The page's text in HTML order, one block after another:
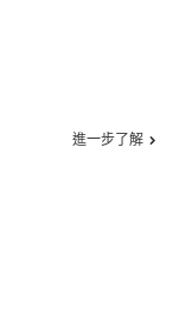
進一步了解